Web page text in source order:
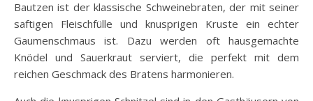
Bautzen ist der klassische Schweinebraten, der mit seiner
saftigen Fleischfülle und knusprigen Kruste ein echter
Gaumenschmaus ist. Dazu werden oft hausgemachte
Knödel und Sauerkraut serviert, die perfekt mit dem
reichen Geschmack des Bratens harmonieren.